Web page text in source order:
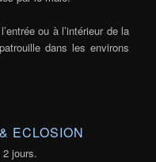
ou à l’intérieur de la
dans les environs
ECLOSION
2 jours.